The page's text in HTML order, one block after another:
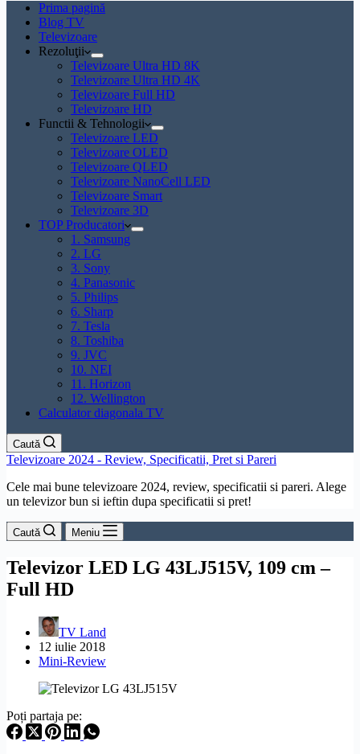
Prima pagină
Blog TV
Televizoare
Rezoluţii
Televizoare Ultra HD 8K
Televizoare Ultra HD 4K
Televizoare Full HD
Televizoare HD
Functii & Tehnologii
Televizoare LED
Televizoare OLED
Televizoare QLED
Televizoare NanoCell LED
Televizoare Smart
Televizoare 3D
TOP Producatori
1. Samsung
2. LG
3. Sony
4. Panasonic
5. Philips
6. Sharp
7. Tesla
8. Toshiba
9. JVC
10. NEI
11. Horizon
12. Wellington
Calculator diagonala TV
Caută
Televizoare 2024 - Review, Specificatii, Pret si Pareri
Cele mai bune televizoare 2024, review, specificatii si pareri. Alege
un televizor bun si ieftin dupa specificatii si pret!
Caută Meniu
Televizor LED LG 43LJ515V, 109 cm –
Full HD
TV Land
12 iulie 2018
Mini-Review
Poți partaja pe: